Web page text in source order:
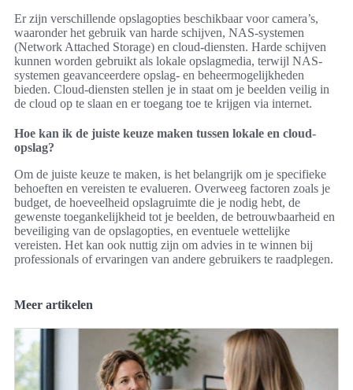
Er zijn verschillende opslagopties beschikbaar voor camera’s,
waaronder het gebruik van harde schijven, NAS-systemen
(Network Attached Storage) en cloud-diensten. Harde schijven
kunnen worden gebruikt als lokale opslagmedia, terwijl NAS-
systemen geavanceerdere opslag- en beheermogelijkheden
bieden. Cloud-diensten stellen je in staat om je beelden veilig in
de cloud op te slaan en er toegang toe te krijgen via internet.
Hoe kan ik de juiste keuze maken tussen lokale en cloud-
opslag?
Om de juiste keuze te maken, is het belangrijk om je specifieke
behoeften en vereisten te evalueren. Overweeg factoren zoals je
budget, de hoeveelheid opslagruimte die je nodig hebt, de
gewenste toegankelijkheid tot je beelden, de betrouwbaarheid en
beveiliging van de opslagopties, en eventuele wettelijke
vereisten. Het kan ook nuttig zijn om advies in te winnen bij
professionals of ervaringen van andere gebruikers te raadplegen.
Meer artikelen